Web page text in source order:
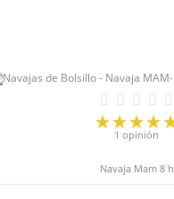
1 opinión
Navaja Mam 8 h